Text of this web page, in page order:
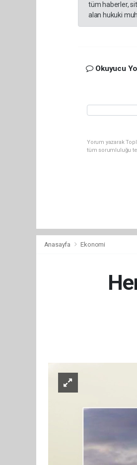
tüm haberler,
alan hukuki
Okuyucu
Yorum yazarak
tüm sorumluluğu
Anasayfa Ekonomi